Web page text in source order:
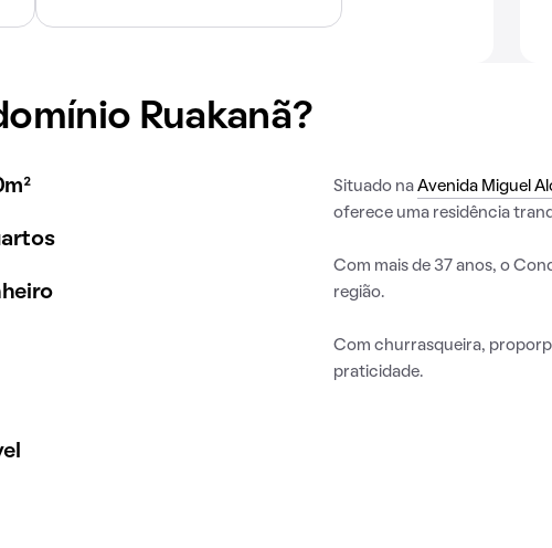
Ruakanã?
Situado na Avenida Miguel
oferece uma residência
Com mais de 37 anos, o
região.
Com churrasqueira,
praticidade.